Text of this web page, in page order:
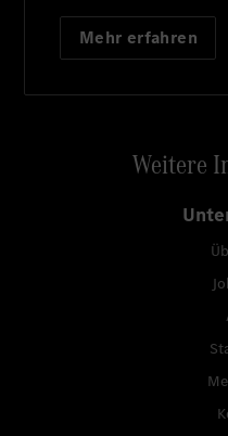
Mehr erfahren
Weitere